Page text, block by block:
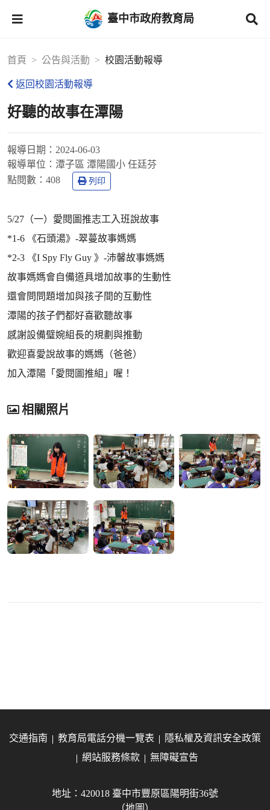
臺中市政府教育局
首頁 公告與活動 校園活動報導
返回校園活動報導
好聽的故事在潭陽
報導日期： 2024-06-03
報導單位： 潭子區 潭陽國小 任廷芬
點閱數： 408 列印
5/27（一）愛閱圖推志工入班說故事
*1-6 《石頭湯》-翠蔓故事媽媽
*2-3 《I Spy Fly Guy 》-沛馨故事媽媽
故事媽媽會自備道具增加故事的生動性
還會問問題增加與孩子間的互動性
潭陽的孩子們都好喜歡聽故事
感謝設備璧婉組長的規劃與推動
歡迎喜愛說故事的媽媽（爸爸）
加入潭陽「愛閱圖推組」喔！
相關照片
交通指南 教育局電話分機一覽表
隱私權及資訊安全政策
網站服務條款
無障礙宣告
地址：420018 臺中市豐原區陽明街36號